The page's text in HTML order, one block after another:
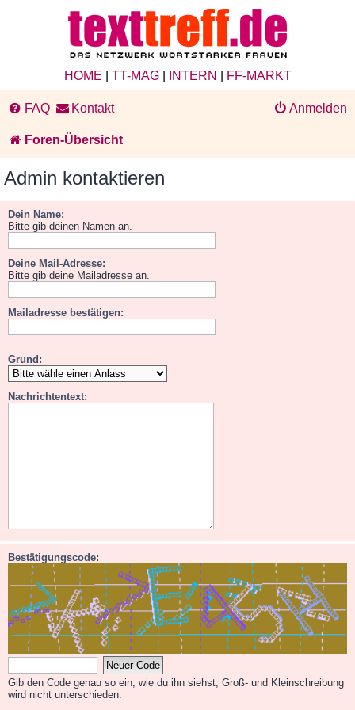
HOME TT-MAG| INTERN FF-MARKT
FAQ Kontakt Anmelden
Foren-Übersicht
Admin kontaktieren
Dein Name:
Bitte gib deinen Namen an.
Deine Mail-Adresse:
Bitte gib deine Mailadresse an.
Mailadresse bestätigen:
Grund:
Nachrichtentext:
Bestätigungscode:
Gib den Code genau so ein, wie du ihn siehst; Groß- und Kleinschreibung
wird nicht unterschieden.